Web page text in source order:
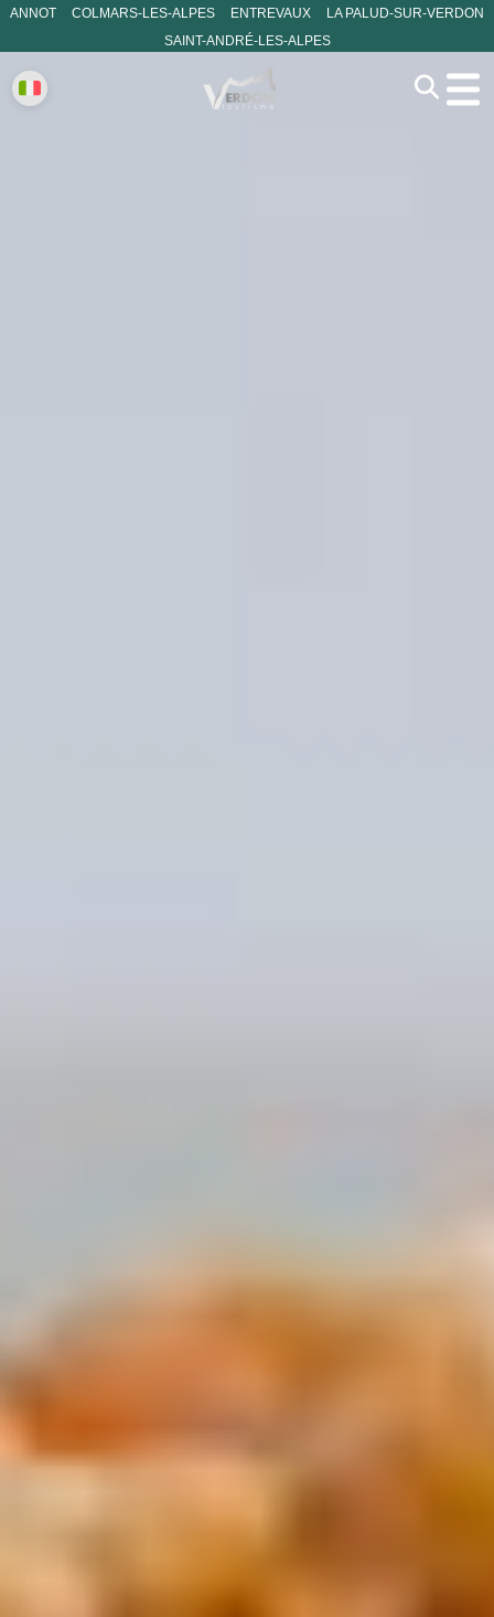
ANNOT COLMARS-LES-ALPES ENTREVAUX
LA PALUD-SUR-VERDON
SAINT-ANDRÉ-LES-ALPES